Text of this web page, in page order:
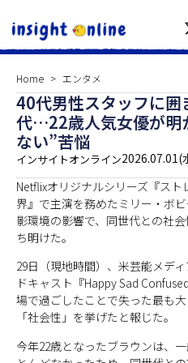
Home エンタメ
40代男性スタッフに囲
代…22歳人気女優が明
ない”苦悩
インサイトオンライン2026.07.01(
Netflixオリジナルシリーズ『ス
界』で主演を務めたミリー・ボ
影環境の影響で、同世代との社
ち明けた。
29日（現地時間）、米芸能メデ
ドキャスト『Happy Sad
場で過ごしたことで失った最も
「社会性」を挙げたと報じた。
今年22歳となったブラウンは、